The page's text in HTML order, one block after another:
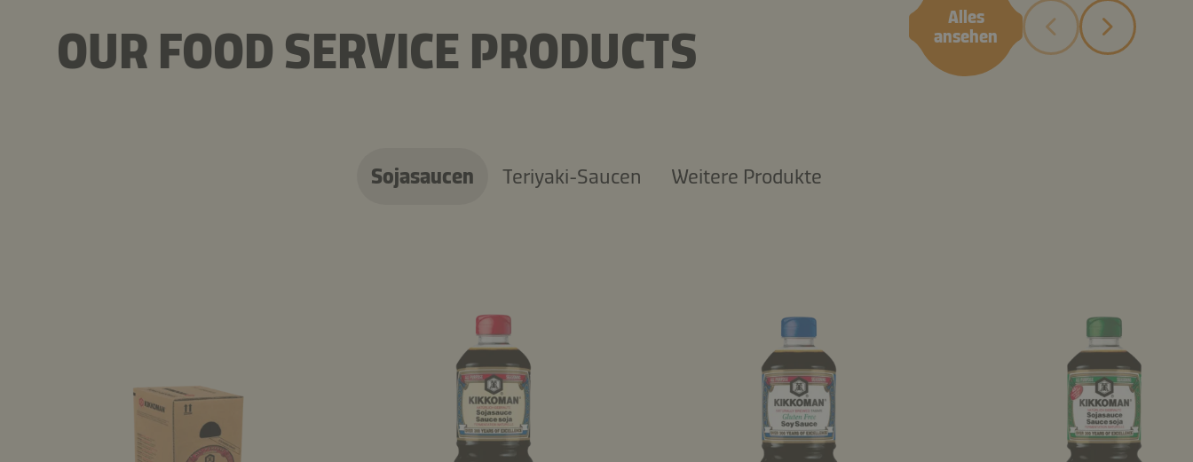
OUR FOOD SERVICE PRODUCTS
Alles
ansehen
Sojasaucen Teriyaki-Saucen Weitere Produkte